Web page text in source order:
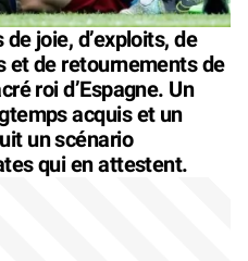
joie, d’exploits, de
et de retournements de
roi d’Espagne. Un
acquis et un
un scénario
qui en attestent.